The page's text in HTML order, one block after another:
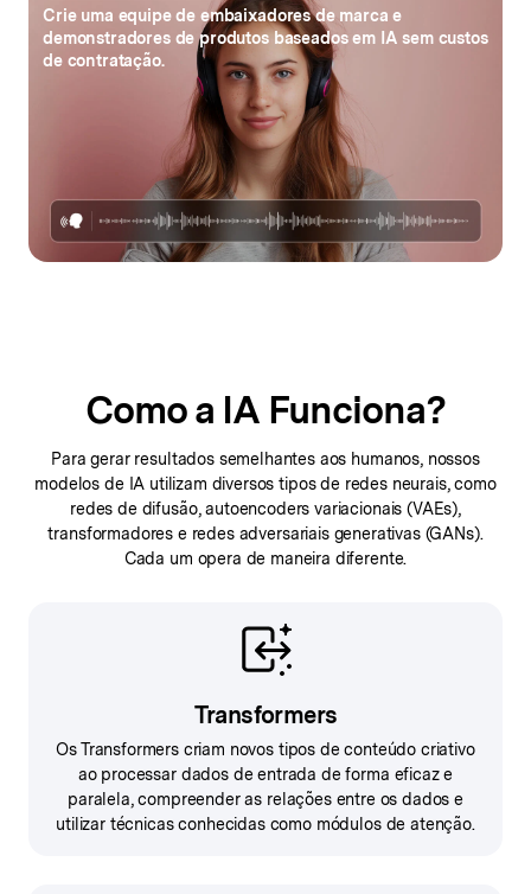
Crie uma equipe de embaixadores de marca e
demonstradores de produtos baseados em IA sem custos
de contratação.
Como a IA Funciona?
Para gerar resultados semelhantes aos humanos, nossos
modelos de IA utilizam diversos tipos de redes neurais,como
redes de difusão, autoencoders variacionais (VAEs),
transformadores e redes adversariais generativas (GANs).
Cada um opera de maneira diferente.
Transformers
Os Transformers criam novos tipos de conteúdo criativo
ao processar dados de entrada de forma eficaz e
paralela, compreender as relações entre os dados e
utilizar técnicas conhecidas como módulos de atenção.